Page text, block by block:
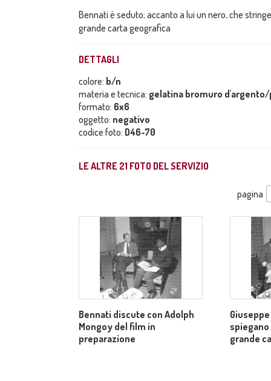
Bennati è seduto; accanto a lui un nero, che
grande carta geografica
DETTAGLI
colore: b/n
materia e tecnica: gelatina bromuro
formato: 6x6
oggetto: negativo
codice foto: D46-70
LE ALTRE 21 FOTO DEL SERVIZIO
pagina
Bennati discute con Adolph
Mongoy del film in
preparazione
grande